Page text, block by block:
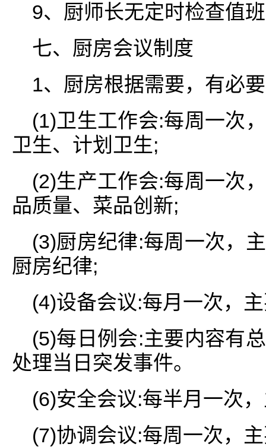
9、厨师长无定时检查值
七、厨房会议制度
1、厨房根据需要，有必
(1)卫生工作会:每周一次
卫生、计划卫生;
(2)生产工作会:每周一次
品质量、菜品创新;
(3)厨房纪律:每周一次，
厨房纪律;
(4)设备会议:每月一次，
(5)每日例会:主要内容有
处理当日突发事件。
(6)安全会议:每半月一次
(7)协调会议:每周一次，